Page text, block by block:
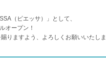
（ピエッサ）」として、
オープン！
りますよう、よろしくお願いいたしま